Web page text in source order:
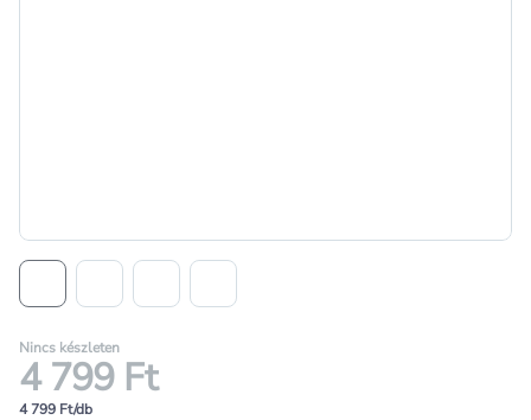
Nincs készleten
4 799 Ft
4 799 Ft/db